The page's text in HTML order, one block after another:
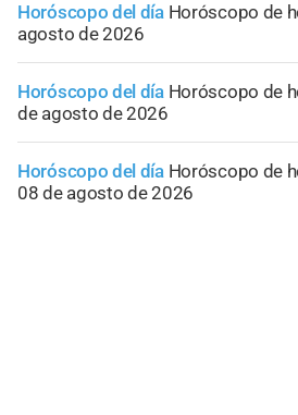
Horóscopo del día Horóscopo de
agosto de 2026
Horóscopo del día Horóscopo de
de agosto de 2026
Horóscopo del día Horóscopo de
08 de agosto de 2026